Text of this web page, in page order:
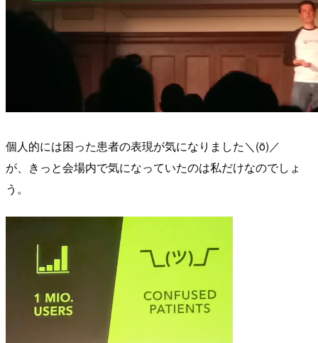
個人的には困った患者の表現が気になりました＼(ö)／
が、きっと会場内で気になっていたのは私だけなのでしょ
う。